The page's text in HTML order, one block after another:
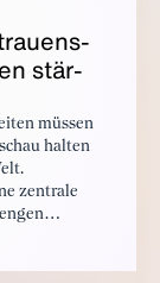
stär­
müssen
halten
zentrale
–